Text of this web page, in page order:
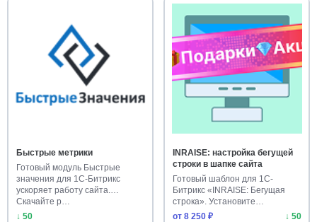
Быстрые метрики
Готовый модуль Быстрые
значения для 1С-Битрикс
ускоряет работу сайта.
Скачайте р…
↓ 50
INRAISE: настройка бегущей
строки в шапке сайта
Готовый шаблон для 1С-
Битрикс «INRAISE: Бегущая
строка». Установите
динамическую…
от 8 250 ₽ ↓ 50